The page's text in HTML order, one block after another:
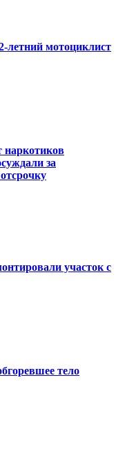
летний мотоциклист
наркотиков
за
участок с
тело